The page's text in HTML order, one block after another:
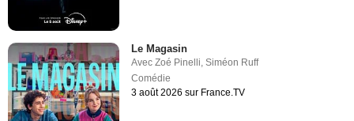
Le Magasin
AvecZoé Pinelli,Siméon Ruff
Comédie
3 août 2026 sur France.TV